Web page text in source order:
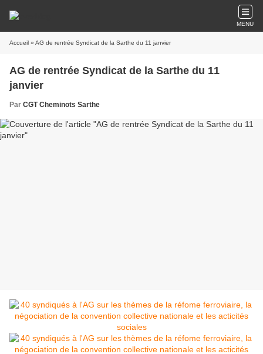
MENU
Accueil » AG de rentrée Syndicat de la Sarthe du 11 janvier
AG de rentrée Syndicat de la Sarthe du 11
janvier
Par CGT Cheminots Sarthe